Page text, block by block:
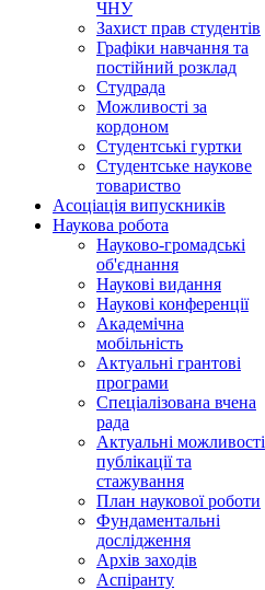
ЧНУ
Захист прав студентів
Графіки навчання та
постійний розклад
Студрада
Можливості за
кордоном
Студентські гуртки
Студентське наукове
товариство
Асоціація випускників
Наукова робота
Науково-громадські
об'єднання
Наукові видання
Наукові конференції
Академічна
мобільність
Актуальні грантові
програми
Спеціалізована вчена
рада
Актуальні можливості
публікації та
стажування
План наукової роботи
Фундаментальні
дослідження
Архів заходів
Аспіранту